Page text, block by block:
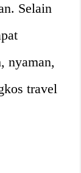
Selain
nyaman,
travel